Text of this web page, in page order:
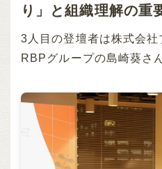
り」と組織理解の重
3人目の登壇者は株式会
RBPグループの島崎葵さ